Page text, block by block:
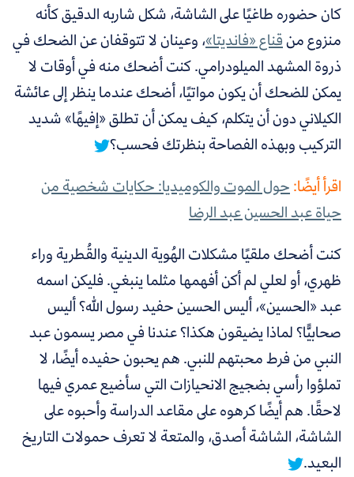
كان حضوره طاغيًا على الشاشة، شكل شاربه الدقيق كأنه
منزوع منقناع «فانديتا»، وعينان لا تتوقفان عن الضحك في
ذروة المشهد الميلودرامي. كنت أضحك منه في أوقات لا
يمكن للضحك أن يكون مواتيًا،أضحك عندما ينظر إلى عائشة
الكيلاني دون أن يتكلم، كيف يمكن أن تطلق «إفيهًا» شديد
التركيب وبهذه الفصاحة بنظرتك فحسب؟
اقرأ أيضًا:حول الموت والكوميديا: حكايات شخصية من
حياة عبد الحسين عبد الرضا
كنت أضحك ملقيًا مشكلات الهُوية الدينية والقُطرية وراء
ظهري، أو لعلي لم أكن أفهمها مثلما ينبغي. فليكن اسمه
عبد «الحسين»، أليس الحسين حفيد رسول الله؟ أليس
صحابيًّا؟ لماذا يضيقون هكذا؟ عندنا في مصر يسمون عبد
النبي من فرط محبتهم للنبي. هم يحبون حفيده أيضًا، لا
تملؤوا رأسي بضجيج الانحيازات التي سأضيع عمري فيها
لاحقًا.هم أيضًا كرهوه على مقاعد الدراسة وأحبوه على
الشاشة، الشاشة أصدق، والمتعة لا تعرف حمولات التاريخ
البعيد.